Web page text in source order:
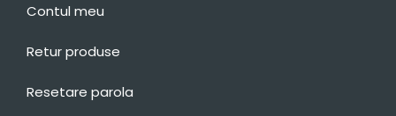
Contul meu
Retur produse
Resetare parola